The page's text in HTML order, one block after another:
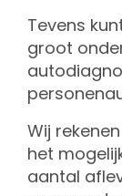
Tevens
groot
Wij
het
aantal